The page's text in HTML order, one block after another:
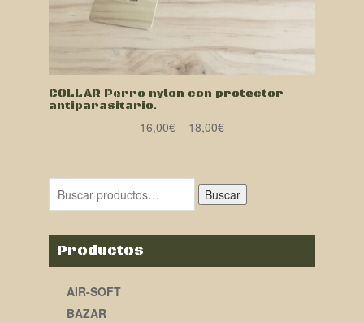
COLLAR Perro nylon con protector
antiparasitario.
16,00€– 18,00€
Buscar
Productos
AIR-SOFT
BAZAR